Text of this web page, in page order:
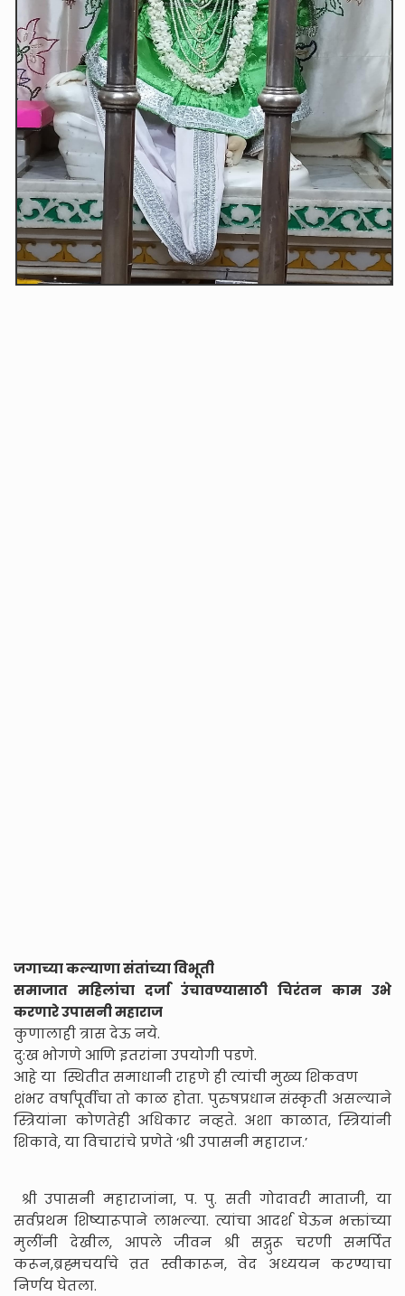
जगाच्या कल्याणा संतांच्या विभूती
समाजात महिलांचा दर्जा उंचावण्यासाठी चिरंतन काम उभे
करणारे उपासनी महाराज
कुणालाही त्रास देऊ नये.
दु:ख भोगणे आणि इतरांना उपयोगी पडणे.
आहे या स्थितीत समाधानी राहणे ही त्यांची मुख्य शिकवण
शंभर वर्षांपूर्वीचा तो काळ होता. पुरुषप्रधान संस्कृती असल्याने
स्त्रियांना कोणतेही अधिकार नव्हते. अशा काळात, स्त्रियांनी
शिकावे, या विचारांचे प्रणेते ‘श्री उपासनी महाराज.’
श्री उपासनी महाराजांना, प. पु. सती गोदावरी माताजी, या
सर्वप्रथम शिष्यारूपाने लाभल्या. त्यांचा आदर्श घेऊन भक्तांच्या
मुलींनी देखील, आपले जीवन श्री सद्गुरू चरणी समर्पित
करून,ब्रह्मचर्याचे व्रत स्वीकारून, वेद अध्ययन करण्याचा
निर्णय घेतला.